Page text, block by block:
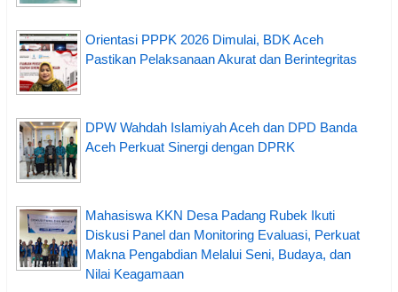
Orientasi PPPK 2026 Dimulai, BDK Aceh
Pastikan Pelaksanaan Akurat dan Berintegritas
DPW Wahdah Islamiyah Aceh dan DPD Banda
Aceh Perkuat Sinergi dengan DPRK
Mahasiswa KKN Desa Padang Rubek Ikuti
Diskusi Panel dan Monitoring Evaluasi, Perkuat
Makna Pengabdian Melalui Seni, Budaya, dan
Nilai Keagamaan